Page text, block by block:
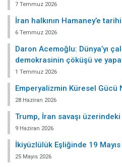
7 Temmuz 2026
İran halkının Hamaney’e
6 Temmuz 2026
Daron Acemoğlu: Dünya’yı
demokrasinin çöküşü ve
1 Temmuz 2026
Emperyalizmin Küresel Gücü
28 Haziran 2026
Trump, İran savaşı
9 Haziran 2026
İkiyüzlülük Eşliğinde 19 Mayıs
25 Mayıs 2026